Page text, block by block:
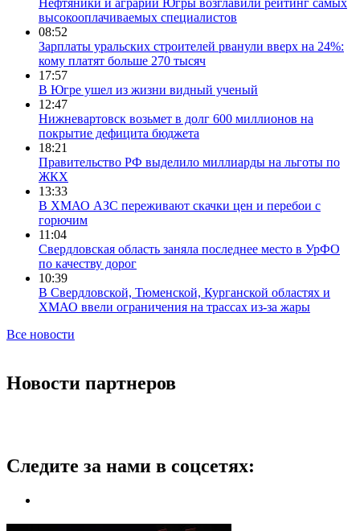
Нефтяники и аграрии Югры возглавили рейтинг самых
высокооплачиваемых специалистов
08:52
Зарплаты уральских строителей рванули вверх на 24%:
кому платят больше 270 тысяч
17:57
В Югре ушел из жизни видный ученый
12:47
Нижневартовск возьмет в долг 600 миллионов на
покрытие дефицита бюджета
18:21
Правительство РФ выделило миллиарды на льготы по
ЖКХ
13:33
В ХМАО АЗС переживают скачки цен и перебои с
горючим
11:04
Свердловская область заняла последнее место в УрФО
по качеству дорог
10:39
В Свердловской, Тюменской, Курганской областях и
ХМАО ввели ограничения на трассах из-за жары
Все новости
Новости партнеров
Следите за нами в соцсетях: